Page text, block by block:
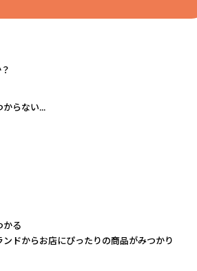
らない...
かる
ンドからお店にぴったりの商品がみつかり